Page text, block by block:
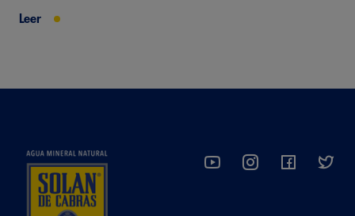
Leer